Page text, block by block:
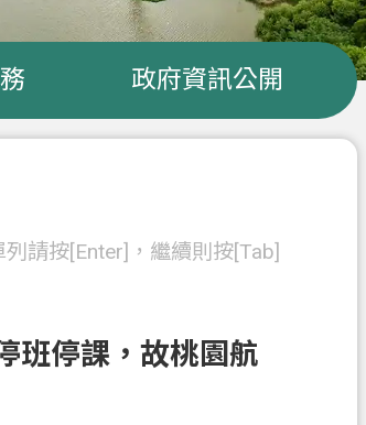
政府資訊公開
請按[Enter]，繼續則按[Tab]
班停課，故桃園航